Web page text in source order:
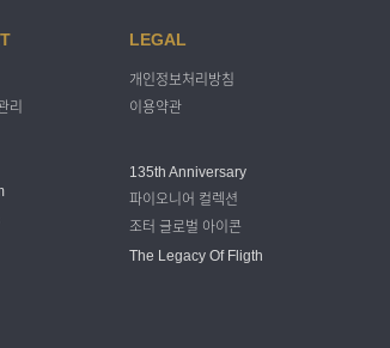
리
LEGAL
개인정보처리방침
이용약관
135th Anniversary
파이오니어 컬렉션
조터 글로벌 아이콘
The Legacy Of Fligth